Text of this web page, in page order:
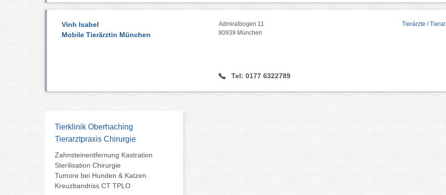
Vinh Isabel
Mobile Tierärztin München
Admiralbogen 11
80939 München
Tel: 0177 6322789
Tierärzte /
Tierklinik Oberhaching
Tierarztpraxis Chirurgie
Zahnsteinentfernung Kastration
Sterilisation Chirurgie
Tumore bei Hunden & Katzen
Kreuzbandriss CT TPLO